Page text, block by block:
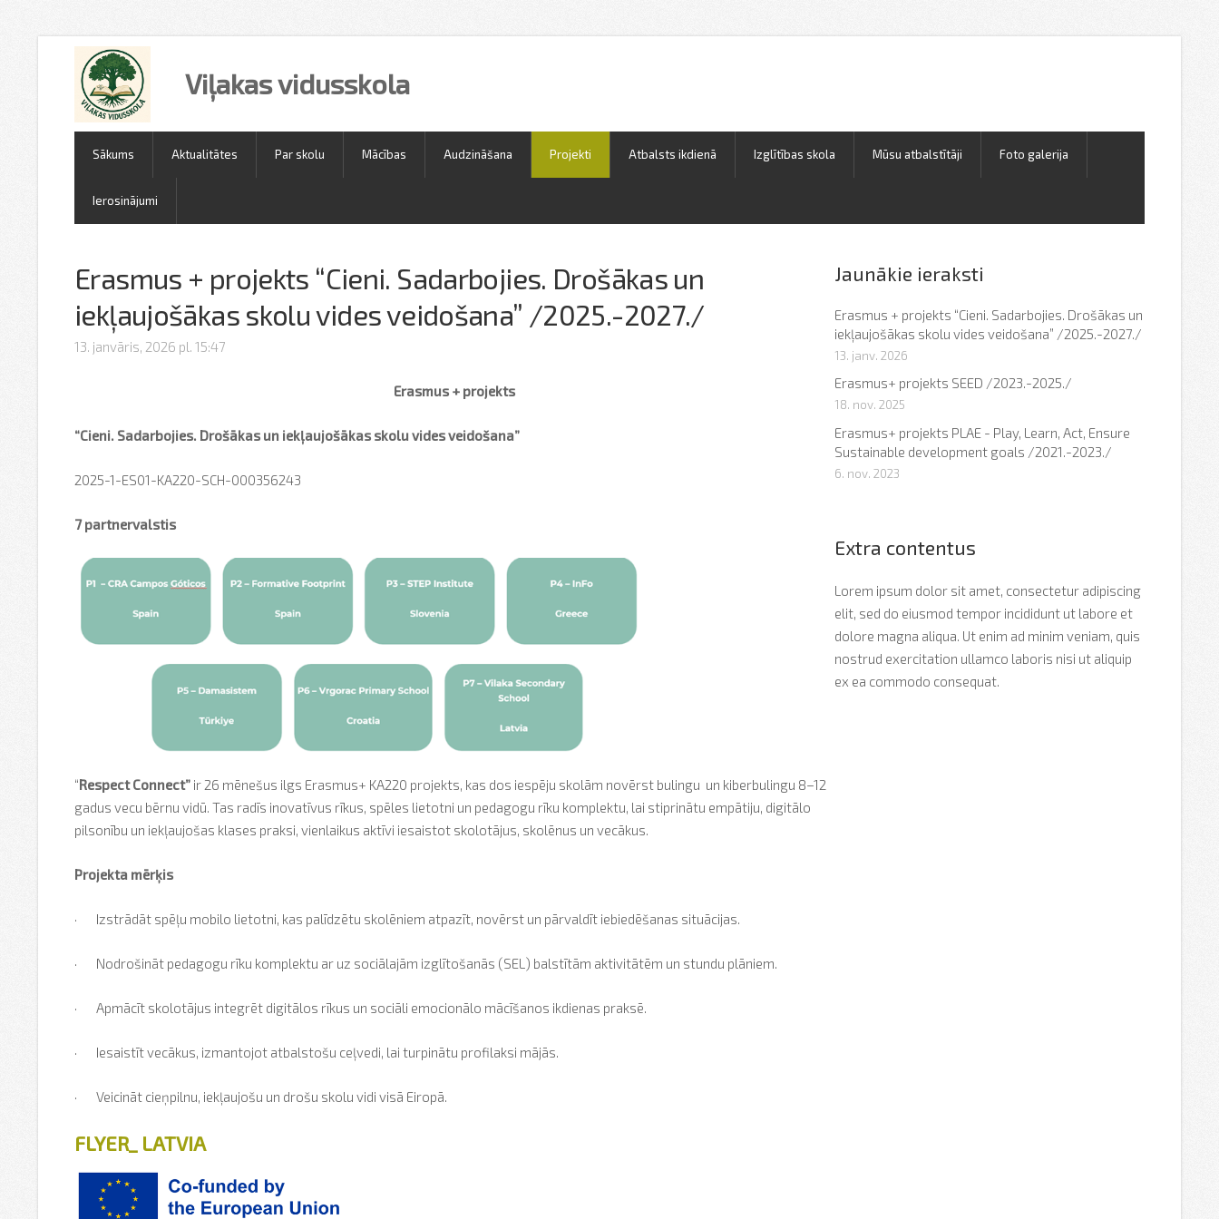
Viļakas vidusskola
Sākums Aktualitātes Par skolu Mācības Audzināšana Projekti Atbalsts ikdienā Izglītības skola Mūsu atbalstītāji Foto galerija
Ierosinājumi
Jaunākie ieraksti
Erasmus + projekts “Cieni. Sadarbojies. Drošākas un
iekļaujošākas skolu vides veidošana” /2025.-2027./
13. janv. 2026
Erasmus+ projekts SEED /2023.-2025./
18. nov. 2025
Erasmus+ projekts PLAE - Play, Learn, Act, Ensure
Sustainable development goals /2021.-2023./
6. nov. 2023
Extra contentus
Lorem ipsum dolor sit amet, consectetur adipiscing
elit, sed do eiusmod tempor incididunt ut labore et
dolore magna aliqua. Ut enim ad minim veniam, quis
nostrud exercitation ullamco laboris nisi ut aliquip
ex ea commodo consequat.
Erasmus + projekts “Cieni. Sadarbojies. Drošākas un
iekļaujošākas skolu vides veidošana” /2025.-2027./
13. janvāris, 2026 pl. 15:47
Erasmus + projekts
“Cieni. Sadarbojies. Drošākas un iekļaujošākas skolu vides veidošana”
2025-1-ES01-KA220-SCH-000356243
7 partnervalstis
“Respect Connect” ir 26 mēnešus ilgs Erasmus+ KA220 projekts, kas dos iespēju skolām novērst bulingu un kiberbulingu 8–12
gadus vecu bērnu vidū. Tas radīs inovatīvus rīkus, spēles lietotni un pedagogu rīku komplektu, lai stiprinātu empātiju, digitālo
pilsonību un iekļaujošas klases praksi, vienlaikus aktīvi iesaistot skolotājus, skolēnus un vecākus.
Projekta mērķis
· Izstrādāt spēļu mobilo lietotni, kas palīdzētu skolēniem atpazīt, novērst un pārvaldīt iebiedēšanas situācijas.
· Nodrošināt pedagogu rīku komplektu ar uz sociālajām izglītošanās (SEL) balstītām aktivitātēm un stundu plāniem.
· Apmācīt skolotājus integrēt digitālos rīkus un sociāli emocionālo mācīšanos ikdienas praksē.
· Iesaistīt vecākus, izmantojot atbalstošu ceļvedi, lai turpinātu profilaksi mājās.
· Veicināt cieņpilnu, iekļaujošu un drošu skolu vidi visā Eiropā.
FLYER_ LATVIA